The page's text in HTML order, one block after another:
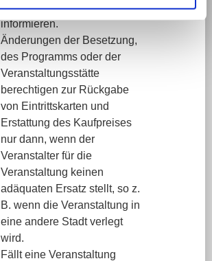
https://stadtlandklassik.de zu
informieren.
Änderungen der Besetzung,
des Programms oder der
Veranstaltungsstätte
berechtigen zur Rückgabe
von Eintrittskarten und
Erstattung des Kaufpreises
nur dann, wenn der
Veranstalter für die
Veranstaltung keinen
adäquaten Ersatz stellt, so z.
B. wenn die Veranstaltung in
eine andere Stadt verlegt
wird.
Fällt eine Veranstaltung